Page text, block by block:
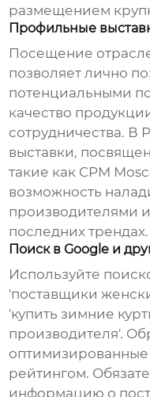
размещением
Профильные
Посещение
позволяет лично
потенциальными
качество
сотрудничества. В
выставки,
такие как CPM
возможность
производителями
последних трендах.
Поиск в Google и
Используйте
'поставщики
'купить зимние
производителя'.
рейтингом.
информацию о